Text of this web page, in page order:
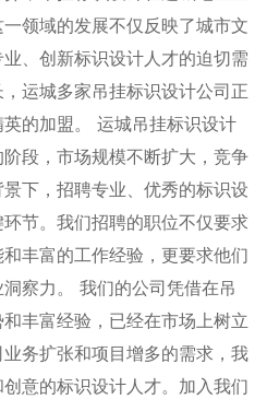
领域的发展不仅反映了城市文
、创新标识设计人才的迫切需
运城多家吊挂标识设计公司正
的加盟。 运城吊挂标识设计
段，市场规模不断扩大，竞争
下，招聘专业、优秀的标识设
节。我们招聘的职位不仅要求
丰富的工作经验，更要求他们
察力。 我们的公司凭借在吊
丰富经验，已经在市场上树立
务扩张和项目增多的需求，我
意的标识设计人才。加入我们